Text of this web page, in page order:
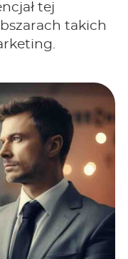
tej
takich